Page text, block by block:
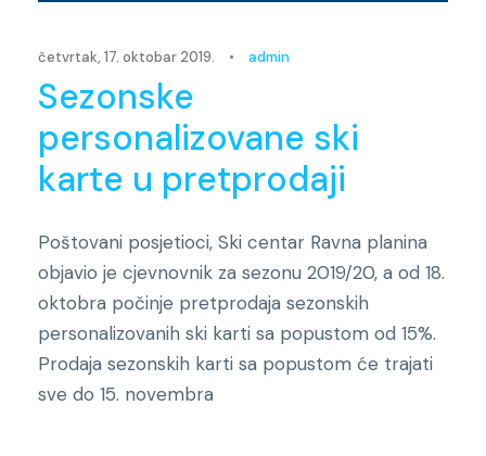
četvrtak, 17. oktobar 2019. • admin
Sezonske
personalizovane ski
karte u pretprodaji
Poštovani posjetioci, Ski centar Ravna planina
objavio je cjevnovnik za sezonu 2019/20, a od 18.
oktobra počinje pretprodaja sezonskih
personalizovanih ski karti sa popustom od 15%.
Prodaja sezonskih karti sa popustom će trajati
sve do 15. novembra